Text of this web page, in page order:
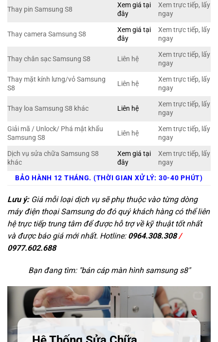
Thay pin Samsung S8
Xem giá tại
đây
Xem trực tiếp, lấy
ngay
Thay camera Samsung S8
Xem giá tại
đây
Xem trực tiếp, lấy
ngay
Thay chân sạc Samsung S8 Liên hệ
Xem trực tiếp, lấy
ngay
Thay mặt kính lưng/vỏ Samsung
S8
Liên hệ
Xem trực tiếp, lấy
ngay
Thay loa Samsung S8 khác Liên hệ
Xem trực tiếp, lấy
ngay
Giải mã / Unlock/ Phá mật khẩu
Samsung S8
Liên hệ
Xem trực tiếp, lấy
ngay
Dịch vụ sửa chữa Samsung S8
khác
Xem giá tại
đây
Xem trực tiếp, lấy
ngay
BẢO HÀNH 12 THÁNG. (THỜI GIAN XỬ LÝ: 30-40 PHÚT)
Lưu ý:Giá mỗi loại dịch vụ sẽ phụ thuộc vào từng dòng
máy điện thoại Samsung do đó quý khách hàng có thể liên
hệ trực tiếp trung tâm để được hỗ trợ về kỹ thuật tốt nhất
và được báo giá mới nhất. Hotline: 0964.308.308/
0977.602.688
Bạn đang tìm: "bán cáp màn hình samsung s8"